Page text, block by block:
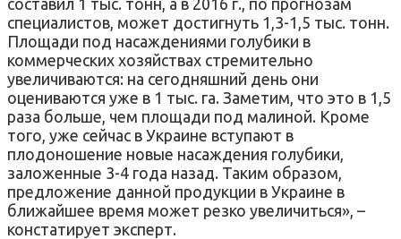
специалистов, может достигнуть 1,3-1,5 тыс. тонн.
Площади под насаждениями голубики в
коммерческих хозяйствах стремительно
увеличиваются: на сегодняшний день они
оцениваются уже в 1 тыс. га. Заметим, что это в 1,5
раза больше, чем площади под малиной. Кроме
того, уже сейчас в Украине вступают в
плодоношение новые насаждения голубики,
заложенные 3-4 года назад. Таким образом,
предложение данной продукции в Украине в
ближайшее время может резко увеличиться», –
констатирует эксперт.